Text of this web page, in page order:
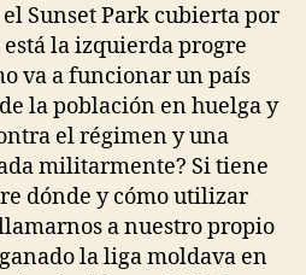
el Sunset Park cubierta por
la izquierda progre
va a funcionar un país
la población en huelga y
el régimen y una
militarmente? Si tiene
dónde y cómo utilizar
a nuestro propio
la liga moldava en